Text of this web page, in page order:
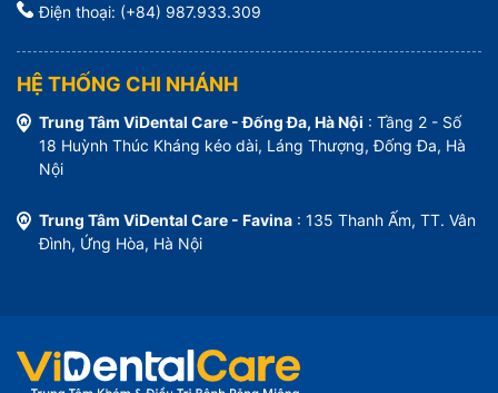
Điện thoại: (+84) 987.933.309
HỆ THỐNG CHI NHÁNH
Trung Tâm ViDental Care - Đống Đa, Hà Nội : Tầng 2 - Số
18 Huỳnh Thúc Kháng kéo dài, Láng Thượng, Đống Đa, Hà
Nội
Trung Tâm ViDental Care - Favina : 135 Thanh Ấm, TT. Vân
Đình, Ứng Hòa, Hà Nội